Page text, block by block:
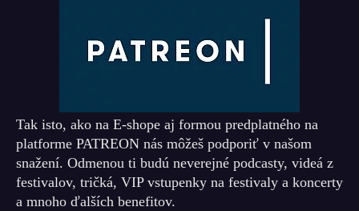
Tak isto, ako na E-shope aj formou predplatného na
platforme PATREON nás môžeš podporiť v našom
snažení. Odmenou ti budú neverejné podcasty, videá z
festivalov, tričká, VIP vstupenky na festivaly a koncerty
a mnoho ďalších benefitov.